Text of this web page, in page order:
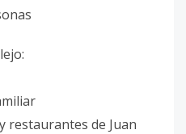
restaurantes de Juan